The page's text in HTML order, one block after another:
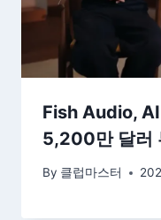
Fish Audio,
5,200만 달러
By 클럽마스터